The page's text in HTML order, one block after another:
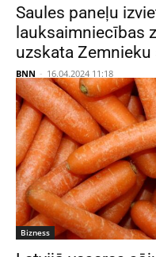
Saules paneļu
lauksaimniecības
uzskata Zemnieku
BNN - 16.04.2024 11:18
Bizness